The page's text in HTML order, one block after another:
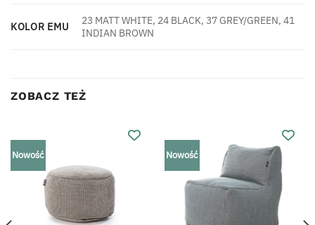
KOLOR EMU
23 MATT WHITE, 24 BLACK, 37 GREY/GREEN, 41
INDIAN BROWN
ZOBACZ TEŻ
Nowość Nowość